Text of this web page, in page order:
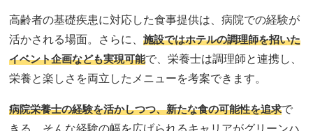
高齢者の基礎疾患に対応した食事提供は、病院での経験が
活かされる場面。さらに、施設ではホテルの調理師を招いた
イベント企画なども実現可能で、栄養士は調理師と連携し、
栄養と楽しさを両立したメニューを考案できます。
病院栄養士の経験を活かしつつ、新たな食の可能性を追求で